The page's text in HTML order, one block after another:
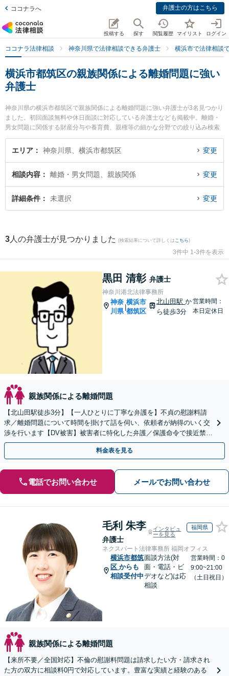
ココナラへ 弁護士の方はこちら
投稿する 探す 閲覧履歴 マイリスト ログイン
ココナラ法律相談 神奈川県で法律相談できる弁護士 横浜市で法律相談
横浜市都筑区の親族関係による離婚問題に強い
弁護士
神奈川県の横浜市都筑区で親族関係による離婚問題に強い弁護士が3名見つかり
ました。初回面談無料や休日面談に対応している弁護士なども掲載中。離婚・
男女問題に関係する財産分与や養育費、親権等の細かな分野での絞り込み検索
もでき便利です。特に神奈川港北法律事務所の黒田 清彰弁護士や都筑港北ニュ
ータウン法律事務所の塚田 雅久弁護士、港北つばき法律事務所の椿 良和弁護士
護士に相談したい』『親族関係による離婚問題のトラブル解決の実績豊富な近
くの弁護士を検索したい』『初回相談無料で親族関係による離婚問題を法律相
談できる横浜市都筑区内の弁護士に相談予約したい』などでお困りの相談者さ
エリア 神奈川県、横浜市都筑区 変更
相談内容 離婚・男女問題、親族関係 変更
詳細条件 未選択 変更
3 人の弁護士が見つかりました (検索結果について詳しくは こちら)
3件中 1-3件を表示
黒田 清彰 弁護士
神奈川港北法律事務所
神奈
川県
|
横浜市
都筑区
北山田駅か
ら徒歩3分
営業時間：
本日定休日
親族関係による離婚問題
【北山田駅徒歩3分】【一人ひとりに丁寧な弁護を】不貞の慰謝料請
求／離婚問題について時間を掛けて話を伺い、依頼者が納得のいく交
渉を行います【DV被害】被害者に特化した弁護／保護命令で接近禁止
措置【初回相談30分無料】
料金表を見る
電話でお問い合わせ メールでお問い合わせ
毛利 朱李
弁護士
インタビュ
ーを見る
福岡県
ネクスパート法律事務所 福岡オフィス
横浜市都筑
区 からも
相談受付中
面談方法(対
面・電話・ビ
デオなど)は応
相談
営業時間：0
9:00~21:00
（土日祝日）
親族関係による離婚問題
【来所不要／全国対応】不倫の慰謝料問題は請求したい方・請求され
た方の双方に相談料0円で対応しています。豊富な実績と経験のある